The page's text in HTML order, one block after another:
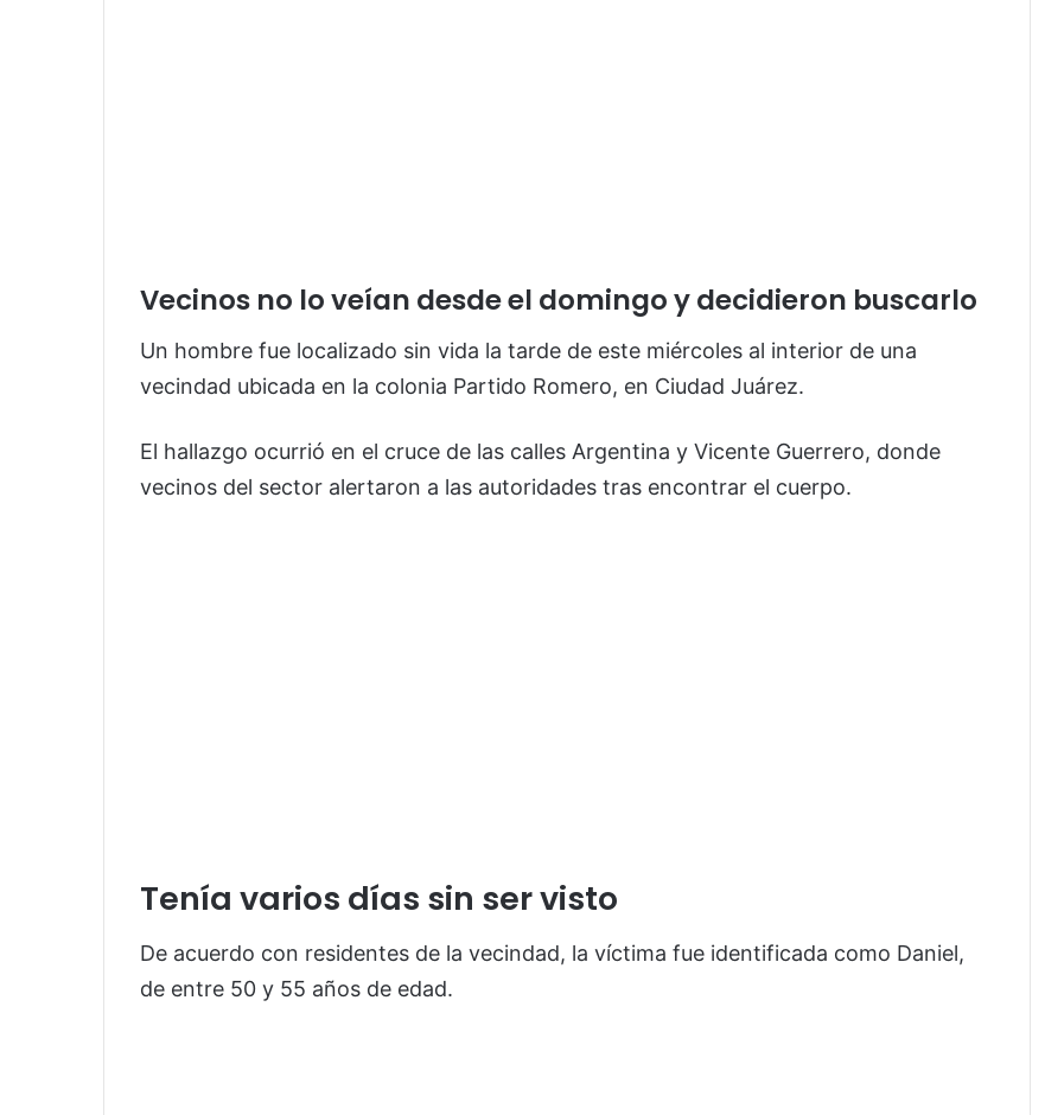
Vecinos no lo veían desde el domingo y decidieron buscarlo
Un hombre fue localizado sin vida la tarde de este miércoles al interior de una
vecindad ubicada en la colonia Partido Romero, en Ciudad Juárez.
El hallazgo ocurrió en el cruce de las calles Argentina y Vicente Guerrero, donde
vecinos del sector alertaron a las autoridades tras encontrar el cuerpo.
Tenía varios días sin ser visto
De acuerdo con residentes de la vecindad, la víctima fue identificada como Daniel,
de entre 50 y 55 años de edad.